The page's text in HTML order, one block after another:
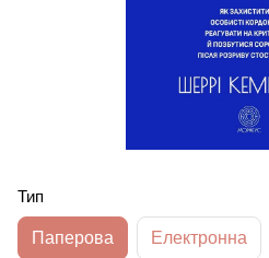
Тип
Паперова Електронна